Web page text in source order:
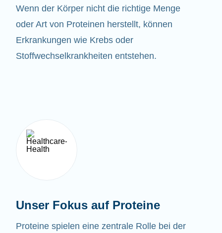
Wenn der Körper nicht die richtige Menge
oder Art von Proteinen herstellt, können
Erkrankungen wie Krebs oder
Stoffwechselkrankheiten entstehen.
Unser Fokus auf Proteine
Proteine spielen eine zentrale Rolle bei der